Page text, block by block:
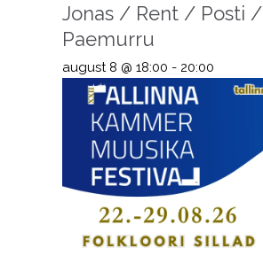
Jonas / Rent / Posti /
Paemurru
august 8 @ 18:00 - 20:00